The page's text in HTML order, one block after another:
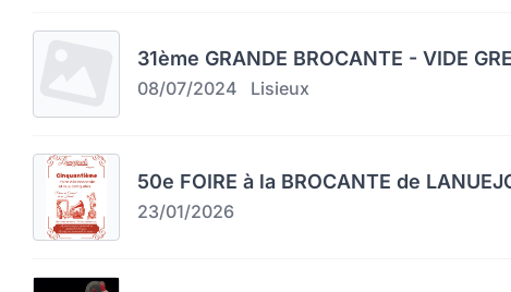
31ème GRANDE BROCANTE - VIDE
08/07/2024 Lisieux
50e FOIRE à la BROCANTE de
23/01/2026